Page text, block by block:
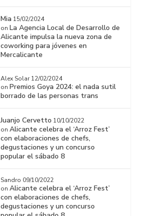
Mia 15/02/2024
on La Agencia Local de Desarrollo de
Alicante impulsa la nueva zona de
coworking para jóvenes en
Mercalicante
Alex Solar 12/02/2024
on Premios Goya 2024: el nada sutil
borrado de las personas trans
Juanjo Cervetto 10/10/2022
onAlicante celebra el ‘Arroz Fest’
con elaboraciones de chefs,
degustaciones y un concurso
popular el sábado 8
Sandro 09/10/2022
onAlicante celebra el ‘Arroz Fest’
con elaboraciones de chefs,
degustaciones y un concurso